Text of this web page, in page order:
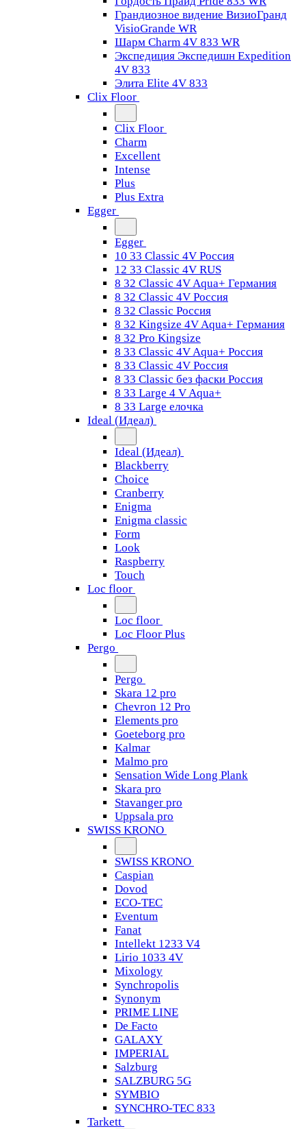
Грандиозное видение ВизиоГранд
VisioGrande WR
Шарм Charm 4V 833 WR
Экспедиция Экспедишн Expedition
4V 833
Элита Elite 4V 833
Clix Floor
Clix Floor
Charm
Excellent
Intense
Plus
Plus Extra
Egger
Egger
10 33 Classic 4V Россия
12 33 Classic 4V RUS
8 32 Classic 4V Aqua+ Германия
8 32 Classic 4V Россия
8 32 Classic Россия
8 32 Kingsize 4V Aqua+ Германия
8 32 Pro Kingsize
8 33 Classic 4V Aqua+ Россия
8 33 Classic 4V Россия
8 33 Classic без фаски Россия
8 33 Large 4 V Aqua+
8 33 Large елочка
Ideal (Идеал)
Ideal (Идеал)
Blackberry
Choice
Cranberry
Enigma
Enigma classic
Form
Look
Raspberry
Touch
Loc floor
Loc floor
Loc Floor Plus
Pergo
Pergo
Skara 12 pro
Chevron 12 Pro
Elements pro
Goeteborg pro
Kalmar
Malmo pro
Sensation Wide Long Plank
Skara pro
Stavanger pro
Uppsala pro
SWISS KRONO
SWISS KRONO
Caspian
Dovod
ECO-TEC
Eventum
Fanat
Intellekt 1233 V4
Lirio 1033 4V
Mixology
Synchropolis
Synonym
PRIME LINE
De Facto
GALAXY
IMPERIAL
Salzburg
SALZBURG 5G
SYMBIO
SYNCHRO-TEC 833
Tarkett